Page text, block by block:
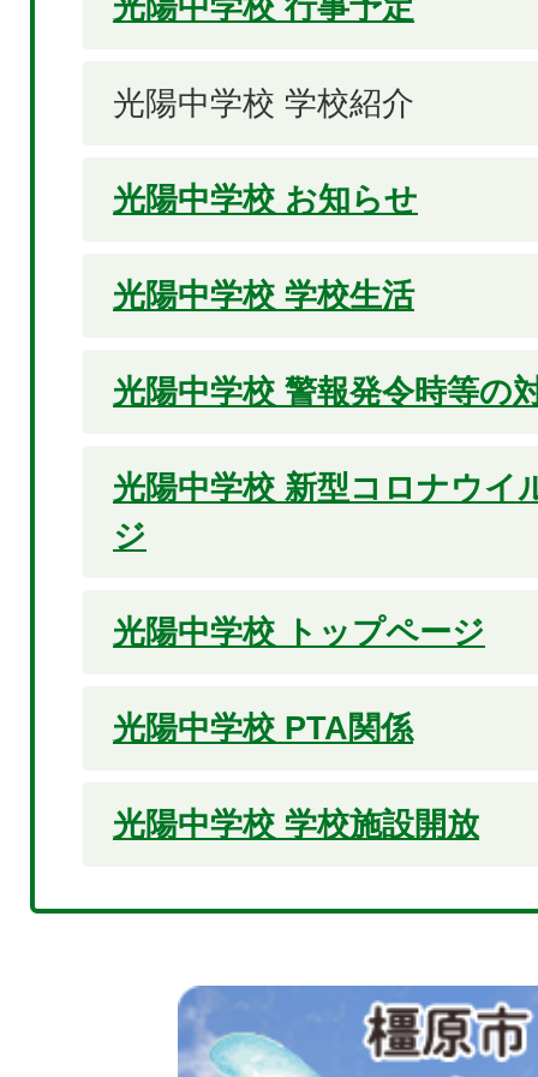
光陽中学校 学校紹介
光陽中学校 お知らせ
光陽中学校 学校生活
光陽中学校 警報発令時等の
光陽中学校 新型コロナウイ
ジ
光陽中学校 トップページ
光陽中学校 PTA関係
光陽中学校 学校施設開放
2
枚